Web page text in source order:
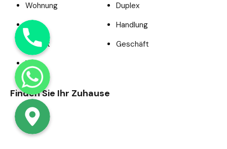
Wohnung
Duplex
Büro
Handlung
Projekt
Geschäft
Villa
Finden Sie Ihr Zuhause
Phone
WhatsApp
Google Map